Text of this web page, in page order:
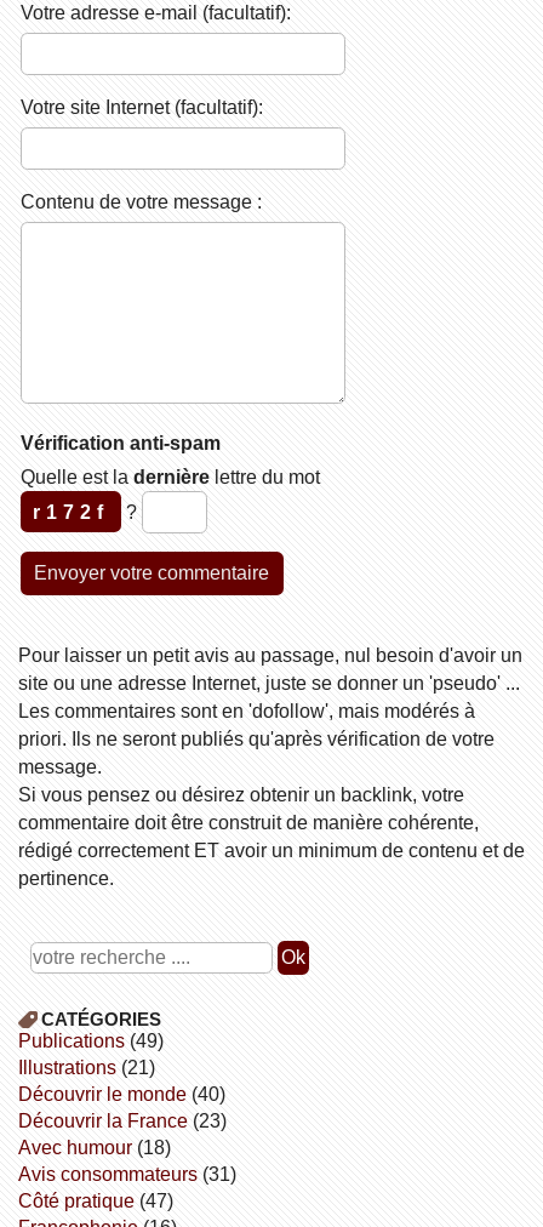
Votre adresse e-mail (facultatif):
Votre site Internet (facultatif):
Contenu de votre message :
Vérification anti-spam
Quelle est la dernièrelettre du mot
r172f
?
Pour laisser un petit avis au passage, nul besoin d'avoir un
site ou une adresse Internet, juste se donner un 'pseudo' ...
Les commentaires sont en 'dofollow', mais modérés à
priori. Ils ne seront publiés qu'après vérification de votre
message.
Si vous pensez ou désirez obtenir un backlink, votre
commentaire doit être construit de manière cohérente,
rédigé correctement ET avoir un minimum de contenu et de
pertinence.
CATÉGORIES
publications(49)
illustrations(21)
découvrir le monde(40)
découvrir la France(23)
avec humour(18)
avis consommateurs(31)
côté pratique(47)